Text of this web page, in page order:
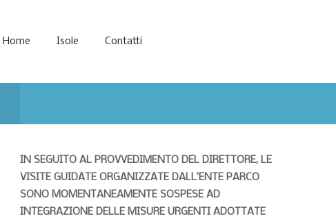
Home Isole Contatti
IN SEGUITO AL PROVVEDIMENTO DEL DIRETTORE, LE
VISITE GUIDATE ORGANIZZATE DALL’ENTE PARCO
SONO MOMENTANEAMENTE SOSPESE AD
INTEGRAZIONE DELLE MISURE URGENTI ADOTTATE